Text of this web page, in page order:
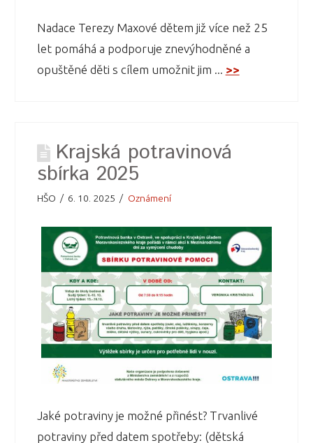
Nadace Terezy Maxové dětem již více než 25
let pomáhá a podporuje znevýhodněné a
opuštěné děti s cílem umožnit jim ... >>
Krajská potravinová
sbírka 2025
HŠO 6. 10. 2025 Oznámení
Jaké potraviny je možné přinést? Trvanlivé
potraviny před datem spotřeby: (dětská